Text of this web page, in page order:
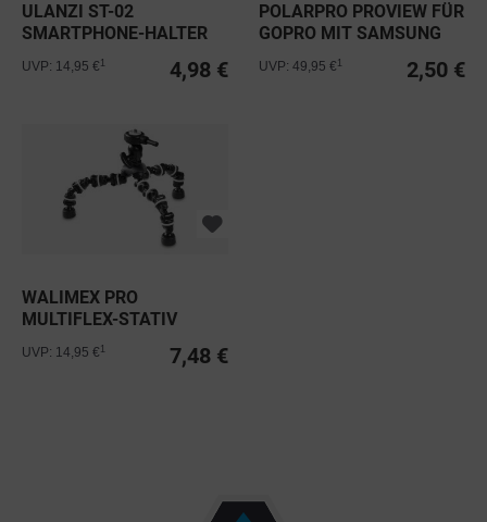
ULANZI ST-02
SMARTPHONE-HALTER
BLACK INKL....
4,98 €
UVP: 14,95 €
POLARPRO PROVIEW FÜR
GOPRO MIT SAMSUNG
GALAXY S5
2,50 €
UVP: 49,95 €
WALIMEX PRO
MULTIFLEX-STATIV
7,48 €
UVP: 14,95 €